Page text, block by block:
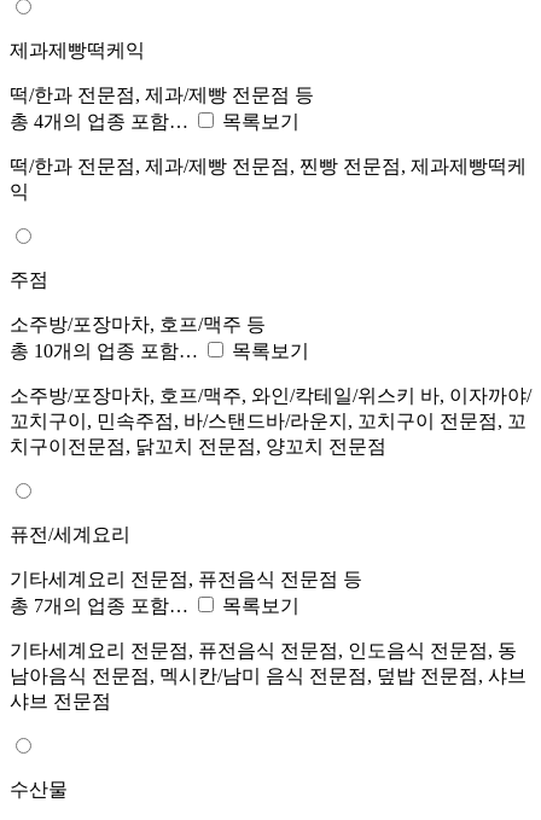
제과제빵떡케익
떡/한과 전문점, 제과/제빵 전문점 등
총 4개의 업종 포함…
목록보기
떡/한과 전문점, 제과/제빵 전문점, 찐빵 전문점, 제과제빵떡케
익
주점
소주방/포장마차, 호프/맥주 등
총 10개의 업종 포함…
목록보기
소주방/포장마차, 호프/맥주, 와인/칵테일/위스키 바, 이자까야/
꼬치구이, 민속주점, 바/스탠드바/라운지, 꼬치구이 전문점, 꼬
치구이전문점, 닭꼬치 전문점, 양꼬치 전문점
퓨전/세계요리
기타세계요리 전문점, 퓨전음식 전문점 등
총 7개의 업종 포함…
목록보기
기타세계요리 전문점, 퓨전음식 전문점, 인도음식 전문점, 동
남아음식 전문점, 멕시칸/남미 음식 전문점, 덮밥 전문점, 샤브
샤브 전문점
수산물